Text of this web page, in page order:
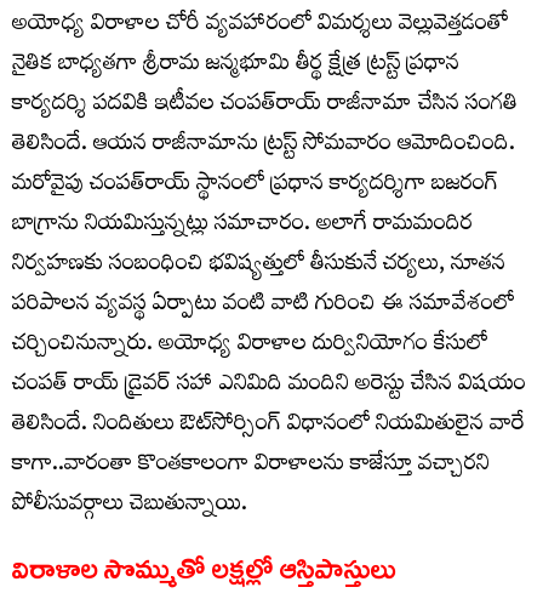
అయోధ్య విరాళాల చోరీ వ్యవహారంలో విమర్శలు వెల్లువెత్తడంతో
నైతిక బాధ్యతగా శ్రీరామ జన్మభూమి తీర్థ క్షేత్ర ట్రస్ట్ ప్రధాన
కార్యదర్శి పదవికి ఇటీవల చంపత్‌రాయ్ రాజీనామా చేసిన సంగతి
తెలిసిందే. ఆయన రాజీనామాను ట్రస్ట్‌ సోమవారం ఆమోదించింది.
మరోవైపు చంపత్‌రాయ్‌ స్థానంలో ప్రధాన కార్యదర్శిగా బజరంగ్
బాగ్రాను నియమిస్తున్నట్లు సమాచారం. అలాగే రామమందిర
నిర్వహణకు సంబంధించి భవిష్యత్తులో తీసుకునే చర్యలు, నూతన
పరిపాలన వ్యవస్థ ఏర్పాటు వంటి వాటి గురించి ఈ సమావేశంలో
చర్చించినున్నారు. అయోధ్య విరాళాల దుర్వినియోగం కేసులో
చంపత్‌ రాయ్‌ డ్రైవర్ సహా ఎనిమిది మందిని అరెస్టు చేసిన విషయం
తెలిసిందే. నిందితులు ఔట్‌సోర్సింగ్‌ విధానంలో నియమితులైన వారే
కాగా..వారంతా కొంతకాలంగా విరాళాలను కాజేస్తూ వచ్చారని
పోలీసువర్గాలు చెబుతున్నాయి.
విరాళాల సొమ్ముతో లక్షల్లో ఆస్తిపాస్తులు